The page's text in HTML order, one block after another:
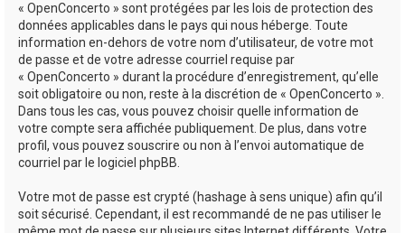
« OpenConcerto » sont protégées par les lois de protection des
données applicables dans le pays qui nous héberge. Toute
information en-dehors de votre nom d’utilisateur, de votre mot
de passe et de votre adresse courriel requise par
« OpenConcerto » durant la procédure d’enregistrement, qu’elle
soit obligatoire ou non, reste à la discrétion de « OpenConcerto ».
Dans tous les cas, vous pouvez choisir quelle information de
votre compte sera affichée publiquement. De plus, dans votre
profil, vous pouvez souscrire ou non à l’envoi automatique de
courriel par le logiciel phpBB.
Votre mot de passe est crypté (hashage à sens unique) afin qu’il
soit sécurisé. Cependant, il est recommandé de ne pas utiliser le